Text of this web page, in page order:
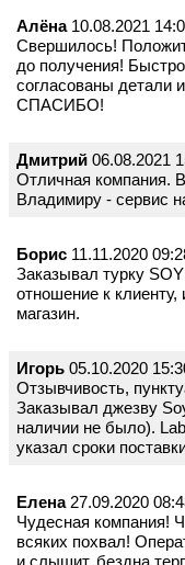
Алёна10.08.2021
Свершилось!
до получения!
согласованы детали
СПАСИБО!
Дмитрий 06.08.2021
Отличная компания.
Владимиру - сервис
Борис 11.11.2020
Заказывал турку
отношение к
магазин.
Игорь 05.10.2020
Отзывчивость,
Заказывал джезву
наличии не было).
указал сроки
Елена27.09.2020
Чудесная компания!
всяких похвал!
и слышит, бездна